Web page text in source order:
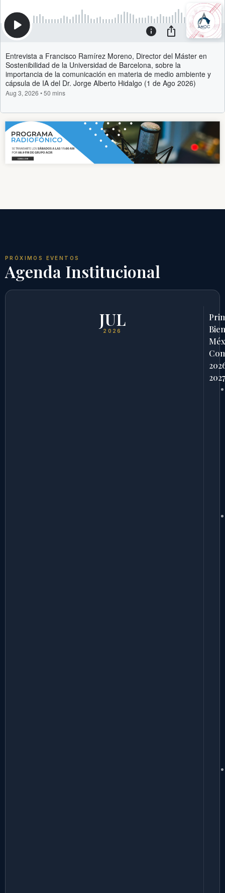
PRÓXIMOS EVENTOS
Agenda Institucional
JUL
2026
2027